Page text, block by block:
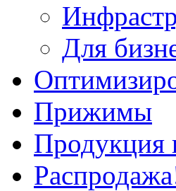
Для
Прижимы
Продукция